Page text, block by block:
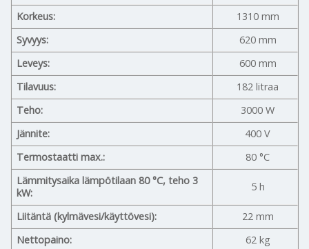
Korkeus:
1310 mm
Syvyys:
620 mm
Leveys:
600 mm
Tilavuus:
182 litraa
Teho:
3000 W
Jännite:
400 V
Termostaatti max.:
80 °C
Lämmitysaika lämpötilaan 80 °C, teho 3
kW:
5 h
Liitäntä (kylmävesi/käyttövesi):
22 mm
Nettopaino:
62 kg